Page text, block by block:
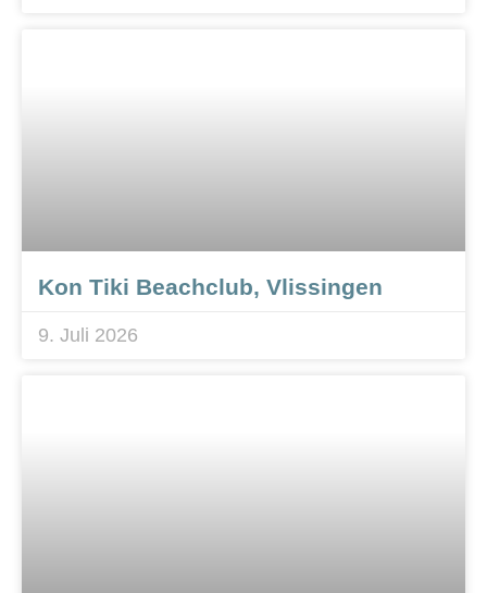
Kon Tiki Beachclub, Vlissingen
9. Juli 2026